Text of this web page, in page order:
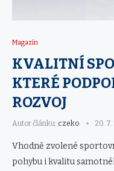
Magazín
KVALITNÍ
KTERÉ
ROZVOJ
Autor článku: czeko 20.
Vhodně zvolené
pohybu i kvalitu